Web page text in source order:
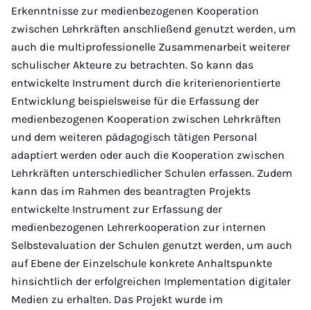
Erkenntnisse zur medienbezogenen Kooperation
zwischen Lehrkräften anschließend genutzt werden, um
auch die multiprofessionelle Zusammenarbeit weiterer
schulischer Akteure zu betrachten. So kann das
entwickelte Instrument durch die kriterienorientierte
Entwicklung beispielsweise für die Erfassung der
medienbezogenen Kooperation zwischen Lehrkräften
und dem weiteren pädagogisch tätigen Personal
adaptiert werden oder auch die Kooperation zwischen
Lehrkräften unterschiedlicher Schulen erfassen. Zudem
kann das im Rahmen des beantragten Projekts
entwickelte Instrument zur Erfassung der
medienbezogenen Lehrerkooperation zur internen
Selbstevaluation der Schulen genutzt werden, um auch
auf Ebene der Einzelschule konkrete Anhaltspunkte
hinsichtlich der erfolgreichen Implementation digitaler
Medien zu erhalten. Das Projekt wurde im